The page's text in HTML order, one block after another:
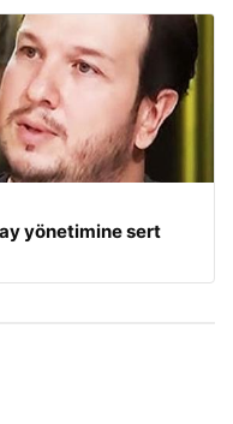
yönetimine sert